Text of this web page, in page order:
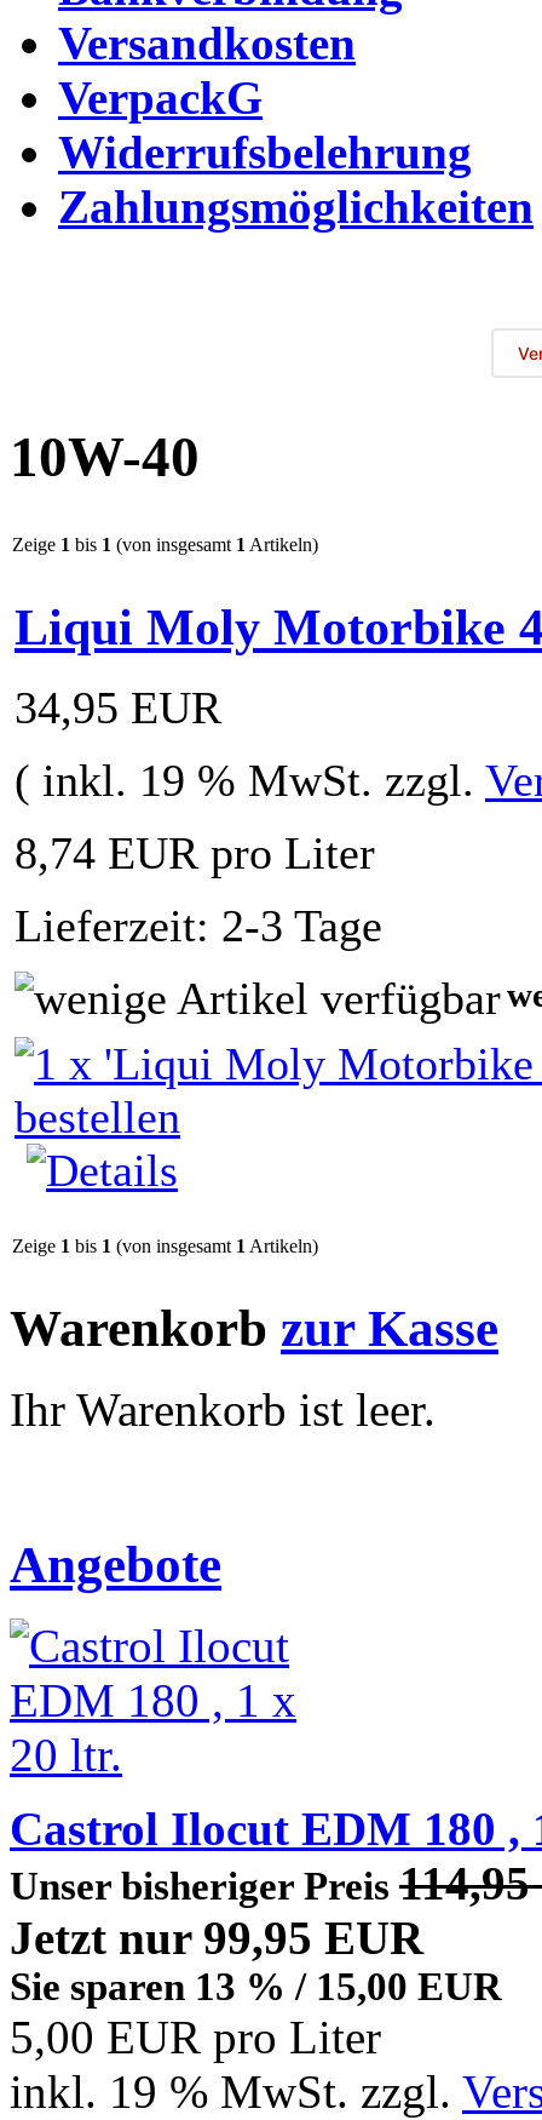
Versandkosten
VerpackG
Widerrufsbelehrung
Zahlungsmöglichkeiten
10W-40
Zeige 1 bis 1 (von insgesamt 1 Artikeln)
Liqui Moly Motorbike
34,95 EUR
( inkl. 19 % MwSt. zzgl.
8,74 EUR pro Liter
Lieferzeit: 2-3 Tage
Zeige 1 bis 1 (von insgesamt 1 Artikeln)
Warenkorb zur Kasse
Ihr Warenkorb ist leer.
Angebote
Castrol Ilocut EDM 180 ,
Unser bisheriger Preis
Jetzt nur 99,95 EUR
Sie sparen 13 % / 15,00 EUR
5,00 EUR pro Liter
inkl. 19 % MwSt. zzgl.